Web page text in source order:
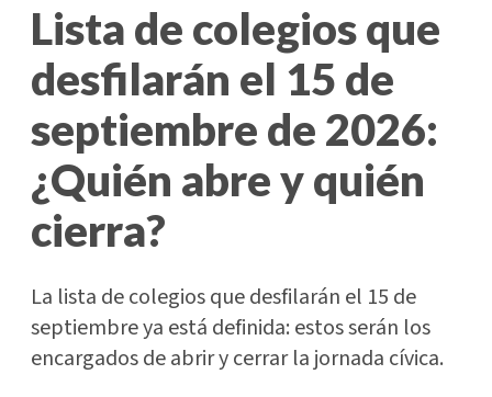
Lista de colegios que
desfilarán el 15 de
septiembre de 2026:
¿Quién abre y quién
cierra?
La lista de colegios que desfilarán el 15 de
septiembre ya está definida: estos serán los
encargados de abrir y cerrar la jornada cívica.